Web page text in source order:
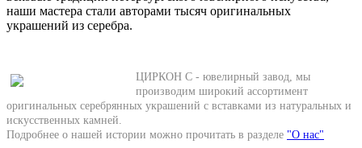
наши мастера стали авторами тысяч оригинальных
украшений из серебра.
ЦИРКОН С - ювелирный завод, мы
производим широкий ассортимент
оригинальных серебрянных украшений с вставками из натуральных и
искусственных камней.
Подробнее о нашей истории можно прочитать в разделе "О нас"